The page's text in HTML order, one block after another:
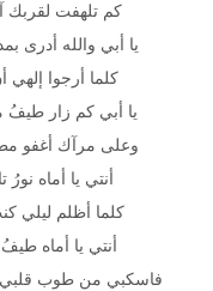
كم تلهفت لقربك
يا أبي والله أدرى
كلما أرجوا إلهي
يا أبي كم زار طيفُ
وعلى مرآك أغفو
أنتي يا أماه نورُ
كلما أظلم ليلي
أنتي يا أماه
فاسكبي من طوب قلبي